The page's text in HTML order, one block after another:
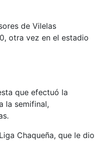
de Vilelas
otra vez en el estadio
que efectuó la
la semifinal,
Chaqueña, que le dio